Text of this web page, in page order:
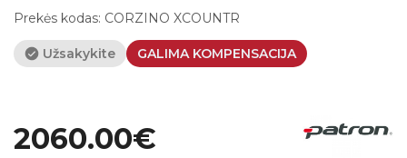
Prekės kodas: CORZINO XCOUNTR
Užsakykite GALIMA KOMPENSACIJA
2060.00€